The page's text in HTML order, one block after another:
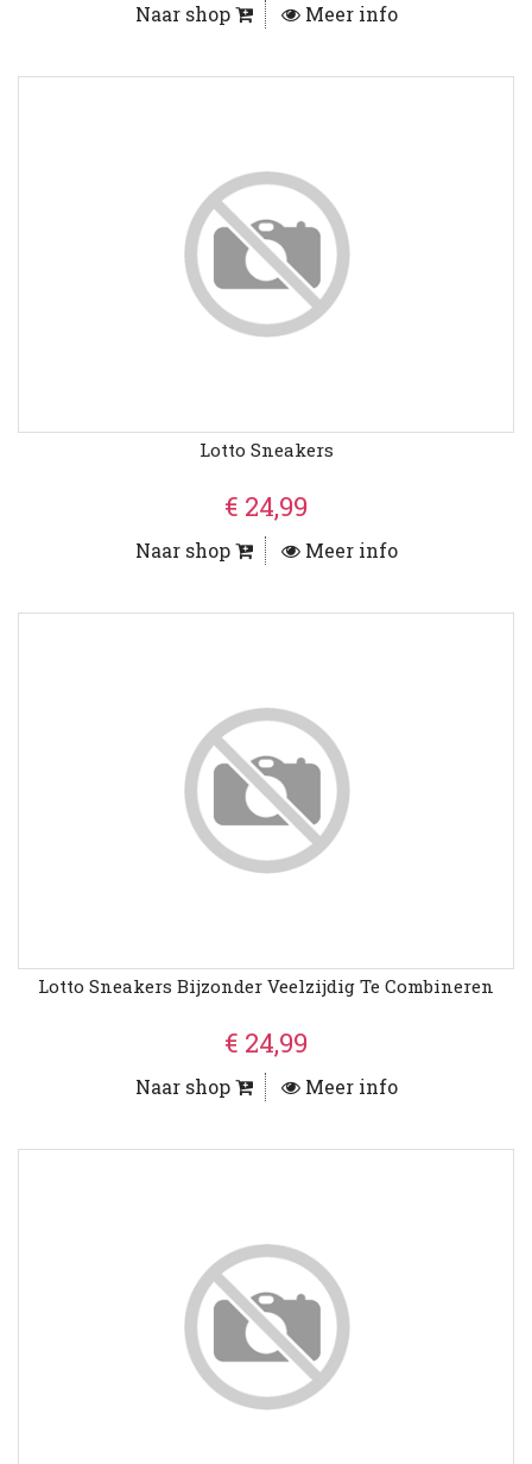
Naar shop Meer info
Lotto Sneakers
€ 24,99
Naar shop Meer info
Lotto Sneakers Bijzonder Veelzijdig Te Combineren
€ 24,99
Naar shop Meer info